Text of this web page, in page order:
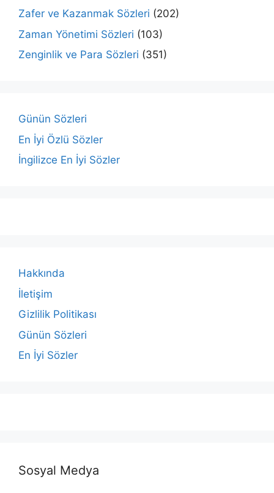
Zafer ve Kazanmak Sözleri (202)
Zaman Yönetimi Sözleri (103)
Zenginlik ve Para Sözleri (351)
Günün Sözleri
En İyi Özlü Sözler
İngilizce En İyi Sözler
Hakkında
İletişim
Gizlilik Politikası
Günün Sözleri
En İyi Sözler
Sosyal Medya